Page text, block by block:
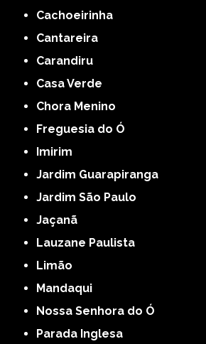
Cachoeirinha
Cantareira
Carandiru
Casa Verde
Chora Menino
Freguesia do Ó
Imirim
Jardim Guarapiranga
Jardim São Paulo
Jaçanã
Lauzane Paulista
Limão
Mandaqui
Nossa Senhora do Ó
Parada Inglesa